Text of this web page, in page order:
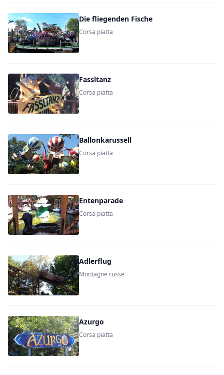
Die fliegenden Fische
Corsa piatta
Fassltanz
Corsa piatta
Ballonkarussell
Corsa piatta
Entenparade
Corsa piatta
Adlerflug
Montagne russe
Azurgo
Corsa piatta